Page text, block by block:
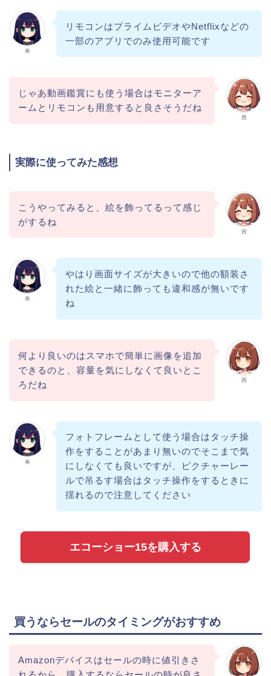
奏
リモコンはプライムビデオやNetflixなどの
一部のアプリでのみ使用可能です
茜
じゃあ動画鑑賞にも使う場合はモニターア
ームとリモコンも用意すると良さそうだね
実際に使ってみた感想
茜
こうやってみると、絵を飾ってるって感じ
がするね
奏
やはり画面サイズが大きいので他の額装さ
れた絵と一緒に飾っても違和感が無いです
ね
茜
何より良いのはスマホで簡単に画像を追加
できるのと、容量を気にしなくて良いとこ
ろだね
奏
フォトフレームとして使う場合はタッチ操
作をすることがあまり無いのでそこまで気
にしなくても良いですが、ピクチャーレー
ルで吊るす場合はタッチ操作をするときに
揺れるので注意してください
エコーショー15を購入する
買うならセールのタイミングがおすすめ
Amazonデバイスはセールの時に値引きさ